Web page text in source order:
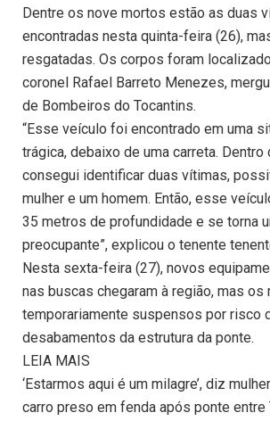
Dentre os nove mortos estão as duas
encontradas nesta quinta-feira (26),
resgatadas. Os corpos foram
coronel Rafael Barreto Menezes,
de Bombeiros do Tocantins.
“Esse veículo foi encontrado em uma
trágica, debaixo de uma carreta.
consegui identificar duas vítimas,
mulher e um homem. Então, esse
35 metros de profundidade e se torna
preocupante”, explicou o tenente
Nesta sexta-feira (27), novos
nas buscas chegaram à região, mas
temporariamente suspensos por risco
desabamentos da estrutura da ponte.
LEIA MAIS
‘Estarmos aqui é um milagre’, diz
carro preso em fenda após ponte entre